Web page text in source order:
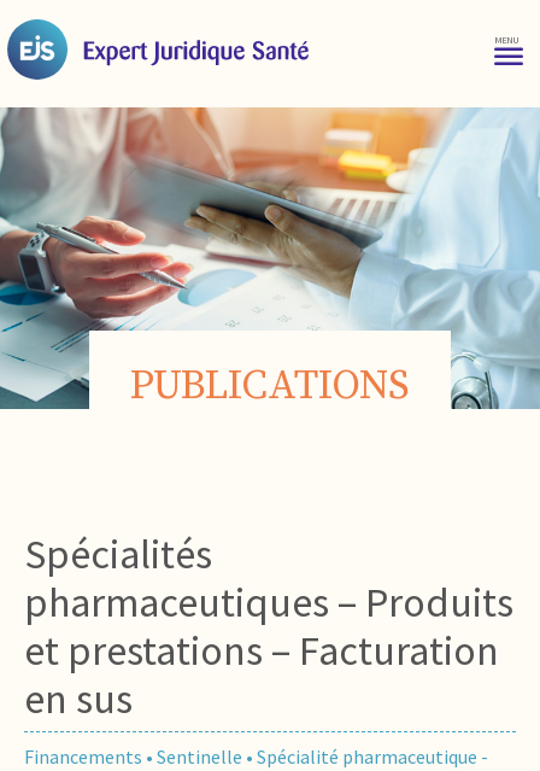
PUBLICATIONS
Spécialités
pharmaceutiques – Produits
et prestations – Facturation
en sus
Financements • Sentinelle • Spécialité pharmaceutique -